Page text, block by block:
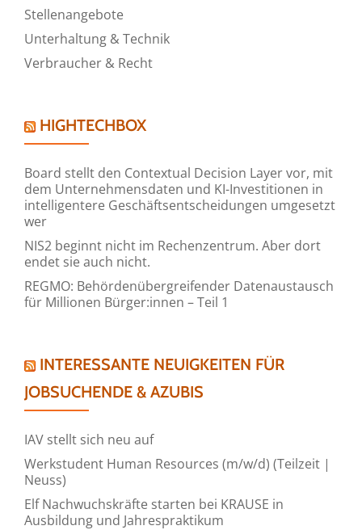
Stellenangebote
Unterhaltung & Technik
Verbraucher & Recht
HIGHTECHBOX
Board stellt den Contextual Decision Layer vor, mit
dem Unternehmensdaten und KI-Investitionen in
intelligentere Geschäftsentscheidungen umgesetzt
wer
NIS2 beginnt nicht im Rechenzentrum. Aber dort
endet sie auch nicht.
REGMO: Behördenübergreifender Datenaustausch
für Millionen Bürger:innen – Teil 1
INTERESSANTE NEUIGKEITEN FÜR
JOBSUCHENDE & AZUBIS
IAV stellt sich neu auf
Werkstudent Human Resources (m/w/d) (Teilzeit |
Neuss)
Elf Nachwuchskräfte starten bei KRAUSE in
Ausbildung und Jahrespraktikum